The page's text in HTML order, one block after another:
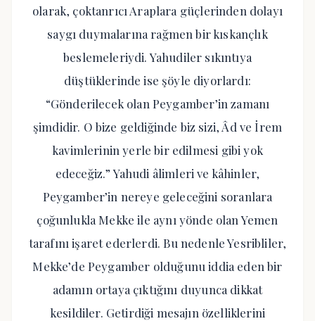
olarak, çoktanrıcı Araplara güçlerinden dolayı
saygı duymalarına rağmen bir kıskançlık
beslemeleriydi. Yahudiler sıkıntıya
düştüklerinde ise şöyle diyorlardı:
“Gönderilecek olan Peygamber’in zamanı
şimdidir. O bize geldiğinde biz sizi, Âd ve İrem
kavimlerinin yerle bir edilmesi gibi yok
edeceğiz.” Yahudi âlimleri ve kâhinler,
Peygamber’in nereye geleceğini soranlara
çoğunlukla Mekke ile aynı yönde olan Yemen
tarafını işaret ederlerdi. Bu nedenle Yesribliler,
Mekke’de Peygamber olduğunu iddia eden bir
adamın ortaya çıktığını duyunca dikkat
kesildiler. Getirdiği mesajın özelliklerini